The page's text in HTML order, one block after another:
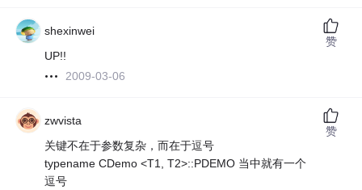
shexinwei
UP!!
2009-03-06
赞
zwvista
关键不在于参数复杂，而在于逗号
typename CDemo <T1, T2>::PDEMO 当中就有一个
逗号
赞